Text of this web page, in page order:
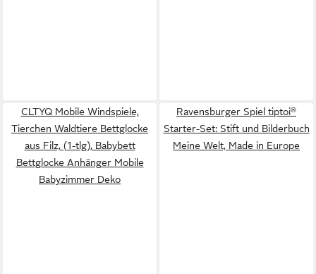
CLTYQ Mobile Windspiele,
Tierchen Waldtiere Bettglocke
aus Filz, (1-tlg), Babybett
Bettglocke Anhänger Mobile
Babyzimmer Deko
Ravensburger Spiel tiptoi®
Starter-Set: Stift und Bilderbuch
Meine Welt, Made in Europe